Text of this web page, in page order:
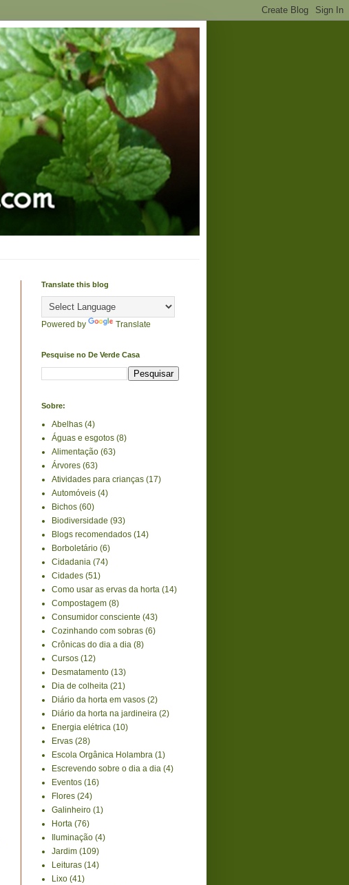
Translate this blog
Powered by Translate
Pesquise no De Verde Casa
Sobre:
Abelhas (4)
Águas e esgotos (8)
Alimentação (63)
Árvores (63)
Atividades para crianças (17)
Automóveis (4)
Bichos (60)
Biodiversidade (93)
Blogs recomendados (14)
Borboletário (6)
Cidadania (74)
Cidades (51)
Como usar as ervas da horta (14)
Compostagem (8)
Consumidor consciente (43)
Cozinhando com sobras (6)
Crônicas do dia a dia (8)
Cursos (12)
Desmatamento (13)
Dia de colheita (21)
Diário da horta em vasos (2)
Diário da horta na jardineira (2)
Energia elétrica (10)
Ervas (28)
Escola Orgânica Holambra (1)
Escrevendo sobre o dia a dia (4)
Eventos (16)
Flores (24)
Galinheiro (1)
Horta (76)
Iluminação (4)
Jardim (109)
Leituras (14)
Lixo (41)